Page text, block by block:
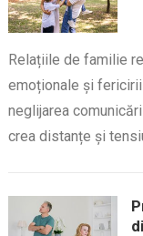
Relațiile de familie
emoționale și
neglijarea
crea distanțe și